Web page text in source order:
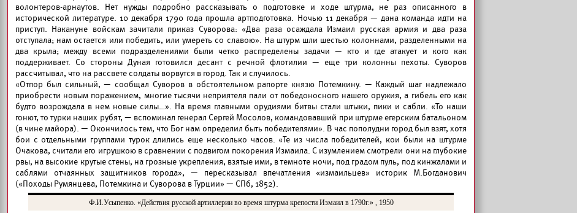
волонтеров-арнаутов. Нет нужды подробно рассказывать о подготовке и ходе штурма, не раз описанного в
исторической литературе. 10 декабря 1790 года прошла артподготовка. Ночью 11 декабря — дана команда идти на
приступ. Накануне войскам зачитали приказ Суворова: «Два раза осаждала Измаил русская армия и два раза
отступала; нам остается или победить, или умереть со славою». На штурм шли шестью колоннами, разделенными на
два крыла; между всеми подразделениями были четко распределены задачи — кто и где атакует и кого как
поддерживает. Со стороны Дуная готовился десант с речной флотилии — еще три колонны пехоты. Суворов
рассчитывал, что на рассвете солдаты ворвутся в город. Так и случилось.
«Отпор был сильный, — сообщал Суворов в обстоятельном рапорте князю Потемкину. — Каждый шаг надлежало
приобрести новым поражением, многие тысячи неприятеля пали от победоносного нашего оружия, а гибель его как
будто возрождала в нем новые силы…». На время главными орудиями битвы стали штыки, пики и сабли. «То наши
гонют, то турки наших рубят, — вспоминал генерал Сергей Мосолов, командовавший при штурме егерским батальоном
(в чине майора). — Окончилось тем, что Бог нам определил быть победителями». В час пополудни город был взят, хотя
бои с отдельными группами турок длились еще несколько часов. «Те из числа победителей, кои были на штурме
Очакова, считали его игрушкою в сравнении с подвигом покорения Измаила. С изумлением смотрели они на глубокие
рвы, на высокие крутые стены, на грозные укрепления, взятые ими, в темноте ночи, под градом пуль, под кинжалами и
саблями отчаянных защитников города», — пересказывал впечатления «измаильцев» историк М.Богданович
(«Походы Румянцева, Потемкина и Суворова в Турции» — СПб, 1852).
Ф.И.Усыпенко. «Действия русской артиллерии во время штурма крепости Измаил в 1790г.» , 1950